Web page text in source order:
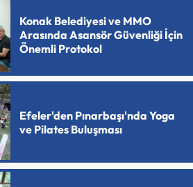
Konak Belediyesi ve MMO
Arasında Asansör Güvenliği İçin
Önemli Protokol
Efeler'den Pınarbaşı'nda Yoga
ve Pilates Buluşması